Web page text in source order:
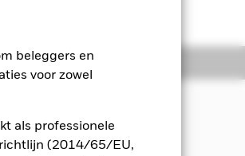
beleggers en
voor zowel
als professionele
(2014/65/EU,
de